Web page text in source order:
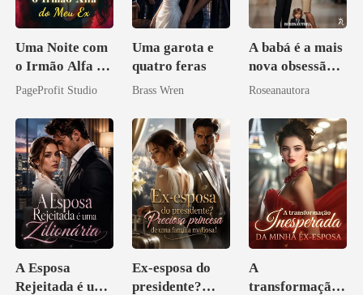
Uma Noite com
o Irmão Alfa do
Meu Ex
PageProfit Studio
Uma garota e
quatro feras
Brass Wren
A babá é a mais
nova obsessão
do CEO
Roseanautora
A Esposa
Rejeitada é uma
Ex-esposa do
presidente?
A
transformação